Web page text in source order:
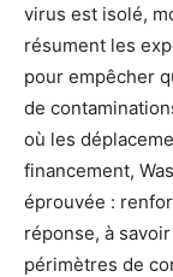
virus est isolé,
résument les
pour empêcher
de
où les
financement,
éprouvée :
réponse, à
périmètres de